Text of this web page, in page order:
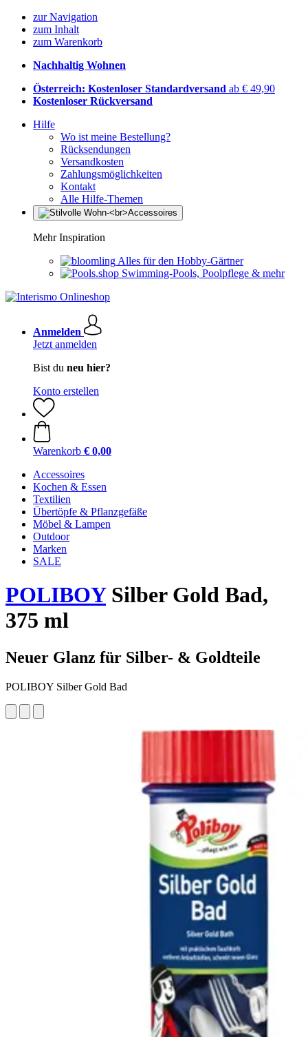
zur Navigation
zum Inhalt
zum Warenkorb
Nachhaltig Wohnen
Österreich: Kostenloser Standardversand ab € 49,90
Kostenloser Rückversand
Hilfe
Wo ist meine Bestellung?
Rücksendungen
Versandkosten
Zahlungsmöglichkeiten
Kontakt
Alle Hilfe-Themen
Mehr Inspiration
Alles für den Hobby-Gärtner
Swimming-Pools, Poolpflege & mehr
Anmelden
Jetzt anmelden
Bist du neu hier?
Konto erstellen
Warenkorb € 0,00
Accessoires
Kochen & Essen
Textilien
Übertöpfe & Pflanzgefäße
Möbel & Lampen
Outdoor
Marken
SALE
POLIBOYSilber Gold Bad,
375 ml
Neuer Glanz für Silber- & Goldteile
POLIBOY Silber Gold Bad